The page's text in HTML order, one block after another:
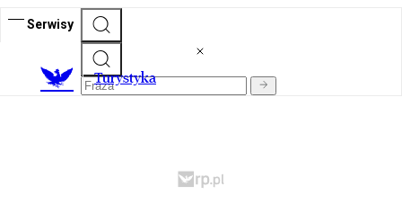
Serwisy
Turystyka